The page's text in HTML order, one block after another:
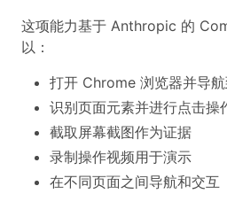
这项能力基于 Anthropic 的
以：
打开 Chrome 浏览器并导
识别页面元素并进行点击操
截取屏幕截图作为证据
录制操作视频用于演示
在不同页面之间导航和交互